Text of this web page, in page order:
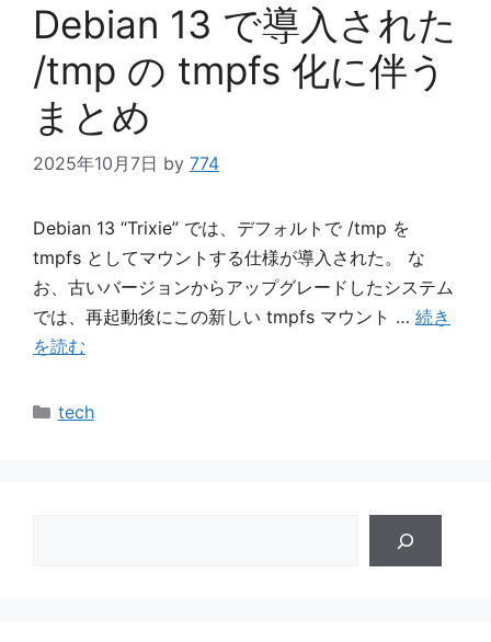
Debian 13 で導入された
/tmp の tmpfs 化に伴う
まとめ
2025年10月7日 by 774
Debian 13 “Trixie” では、デフォルトで /tmp を
tmpfs としてマウントする仕様が導入された。 な
お、古いバージョンからアップグレードしたシステム
では、再起動後にこの新しい tmpfs マウント … 続き
を読む
カ
tech